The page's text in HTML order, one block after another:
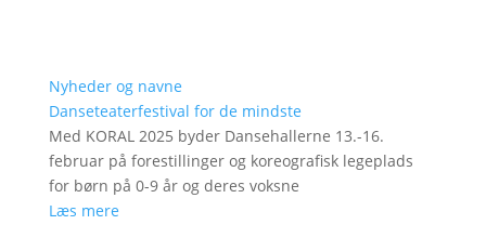
Nyheder og navne
Danseteaterfestival for de mindste
Med KORAL 2025 byder Dansehallerne 13.-16.
februar på forestillinger og koreografisk legeplads
for børn på 0-9 år og deres voksne
Læs mere